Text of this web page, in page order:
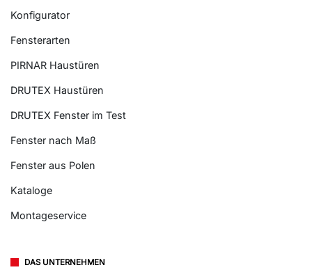
Konfigurator
Fensterarten
PIRNAR Haustüren
DRUTEX Haustüren
DRUTEX Fenster im Test
Fenster nach Maß
Fenster aus Polen
Kataloge
Montageservice
DAS UNTERNEHMEN